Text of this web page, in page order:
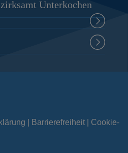
Unterkochen
Barrierefreiheit
Cookie-